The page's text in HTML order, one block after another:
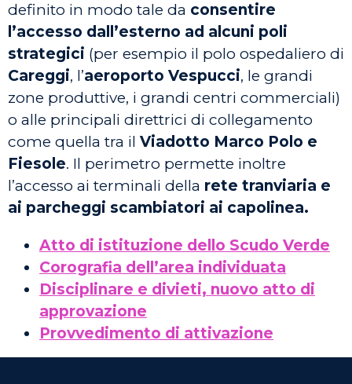
definito in modo tale da consentire
l’accesso dall’esterno ad alcuni poli
strategici (per esempio il polo ospedaliero di
Careggi, l’aeroporto Vespucci, le grandi
zone produttive, i grandi centri commerciali)
o alle principali direttrici di collegamento
come quella tra il Viadotto Marco Polo e
Fiesole. Il perimetro permette inoltre
l’accesso ai terminali della rete tranviaria e
ai parcheggi scambiatori ai capolinea.
Atto di istituzione dello Scudo Verde
Corografia dell’area individuata
Disciplinare e divieti, nuovo atto di
approvazione
Provvedimento di attivazione